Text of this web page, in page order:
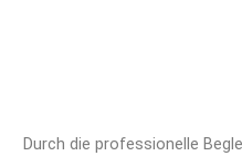
Durch die professionelle